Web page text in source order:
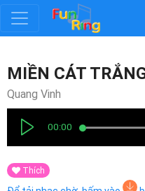
Đăng
ký
nhập
Thể
MIỀN CÁT
Quang Vinh
00:00
Thích